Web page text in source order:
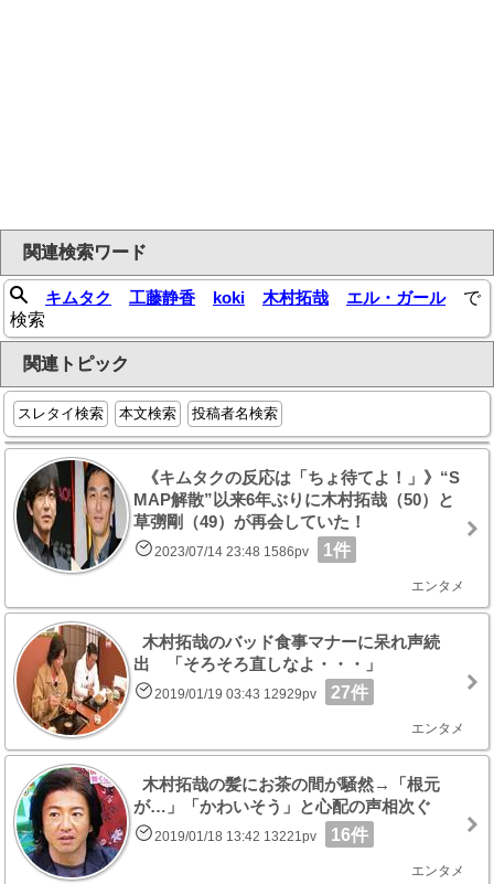
関連検索ワード
キムタク 工藤静香 koki 木村拓哉 エル・ガールで
検索
関連トピック
スレタイ検索 本文検索 投稿者名検索
《キムタクの反応は「ちょ待てよ！」》“S
MAP解散”以来6年ぶりに木村拓哉（50）と
草彅剛（49）が再会していた！
2023/07/14 23:48 1586pv 1件
エンタメ
木村拓哉のバッド食事マナーに呆れ声続
出 「そろそろ直しなよ・・・」
2019/01/19 03:43 12929pv 27件
エンタメ
木村拓哉の髪にお茶の間が騒然→「根元
が…」「かわいそう」と心配の声相次ぐ
2019/01/18 13:42 13221pv 16件
エンタメ